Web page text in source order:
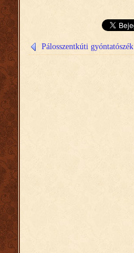
Pálosszentkúti gyóntatószék